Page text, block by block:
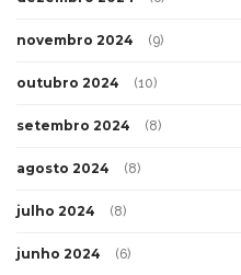
novembro 2024 (9)
outubro 2024 (10)
setembro 2024 (8)
agosto 2024 (8)
julho 2024 (8)
junho 2024 (6)